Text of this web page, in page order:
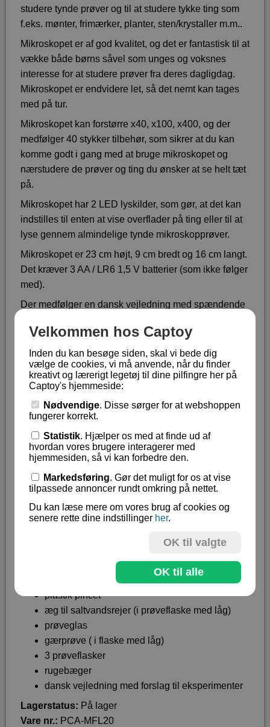
studere tynde prøver og til at studere tykke ting som
f.eks. mønter, frimærker, planter, sten/krystaller m.m..
Mikroskopet er af god kvalitet, og det er fantastisk til at
vække både børns såvel som unges og voksnes
interesse for at studere prøver fra deres dagligdag.
Mikroskopet er endvidere let, så det nemt kan tages
med på tur.
Mikroskopet kan forstørre x40, x100, x400, og der
medfølger 40 stykker tilbehør, som sikrer at du kan
komme godt i gang med at bruge mikroskopet og
nærstudere de prøver og ting du ønsker at se helt tæt
på.
Mikroskopet har 2 LED lyskilder, som gør, at det kan
indstilles til enten at vise overflader på ting eller til at
lyse gennem almindelige tynde mikroskopprøver.
Mikroskopet er 23 cm højt, 9 cm bredt og 16 cm langt.
Det kræver 3 AA / LR6 1,5 V batterier (som ikke følger
med).
Der medfølger en dansk vejledning med spændende
du kan lave.
Vi anbefaler varmt dette mikroskop, hvis du er usikker
på hvilket mikroskop, du skal vælge - det er let at
bruge og har et veloplyst synsfelt, så børnene får en
spændende og lærerig oplevelse.
Vi anbefaler sættet til børn der er 8 år og opefter.
Sættet indeholder:
Mikroskop
forstørrelsesglas
plastik pipette
cylinder med inddeling
enhed til at skære prøver
plastik pincet
æg til saltvandsrejer (i prøveflaske med låg)
prøveglas
gærprøve ( i flaske med låg)
3 prøveflasker
rugebæger
dansk vejledning med forslag til eksperimenter
Lagerstatus: På lager
Vare nr.: PCA-MFL20
Velkommen hos Captoy
Inden du kan besøge siden, skal vi bede dig
vælge de cookies, vi må anvende, når du finder
kreativt og lærerigt legetøj til dine pilfingre her på
Captoy's hjemmeside:
Nødvendige. Disse sørger for at webshoppen
fungerer korrekt.
Statistik. Hjælper os med at finde ud af
hvordan vores brugere interagerer med
hjemmesiden, så vi kan forbedre den.
Markedsføring. Gør det muligt for os at vise
tilpassede annoncer rundt omkring på nettet.
Du kan læse mere om vores brug af cookies og
senere rette dine indstillinger her.
OK til valgte
OK til alle